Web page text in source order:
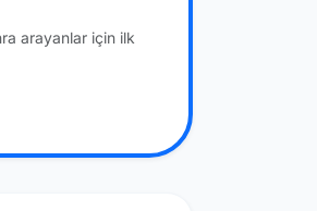
arayanlar için ilk